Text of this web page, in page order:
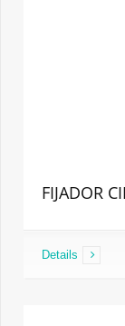
FIJADOR
Details